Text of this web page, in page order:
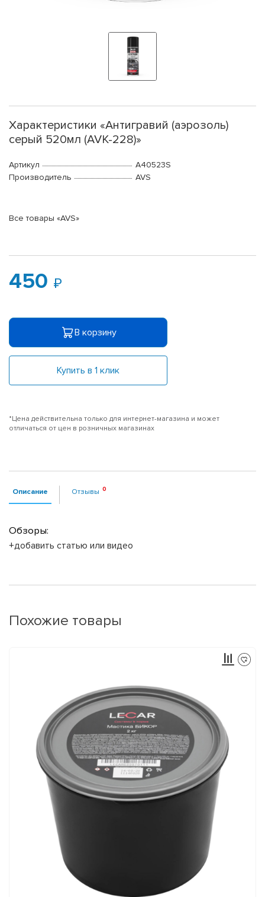
Характеристики «Антигравий (аэрозоль)
серый 520мл (AVK-228)»
Артикул
A40523S
Производитель
AVS
Все товары «AVS»
450
В корзину
Купить в 1 клик
*Цена действительна только для интернет-магазина и может
отличаться от цен в розничных магазинах
Описание Отзывы
Обзоры:
+добавить статью или видео
Похожие товары